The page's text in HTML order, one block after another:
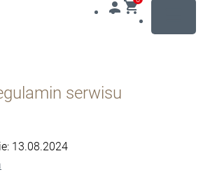
serwisu
13.08.2024